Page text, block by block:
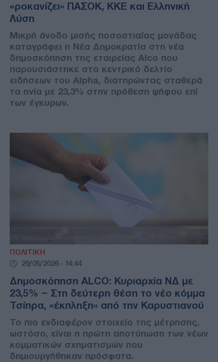
«ροκανίζει» ΠΑΣΟΚ, ΚΚΕ και Ελληνική
Λύση
Μικρή άνοδο μισής ποσοστιαίας μονάδας
καταγράφει η Νέα Δημοκρατία στη νέα
δημοσκόπηση της εταιρείας Alco που
παρουσιάστηκε στο κεντρικό δελτίο
ειδήσεων του Alpha, διατηρώντας σταθερά
τα ηνία με 23,3% στην πρόθεση ψήφου επί
των έγκυρων.
ΠΟΛΙΤΙΚΗ
29/05/2026 - 14:44
Δημοσκόπηση ALCO: Κυριαρχία ΝΔ με
23,5% – Στη δεύτερη θέση το νέο κόμμα
Τσίπρα, «έκπληξη» από την Καρυστιανού
Το πιο ενδιαφέρον στοιχείο της μέτρησης,
ωστόσο, είναι η πρώτη αποτύπωση των νέων
κομματικών σχηματισμών που
δημιουργήθηκαν πρόσφατα.